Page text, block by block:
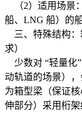
（2）适用场景
船、LNG 船）的
三、特殊结构：
求）
少数对 “轻量化
动轨道的场景）
为箱型梁（保证
伸部分）采用桁